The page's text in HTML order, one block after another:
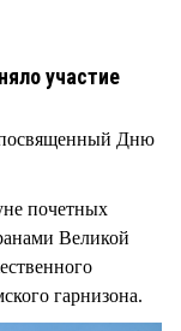
участие
посвященный Дню
почетных
Великой
гарнизона.